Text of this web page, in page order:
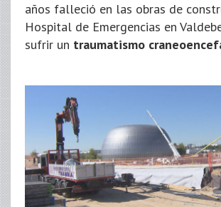
años falleció en las obras de
Hospital de Emergencias en
sufrir un traumatismo